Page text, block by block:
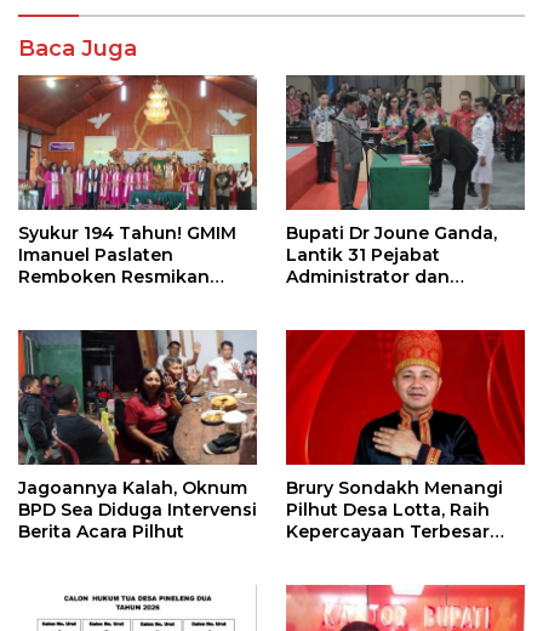
Baca Juga
Syukur 194 Tahun! GMIM
Imanuel Paslaten
Remboken Resmikan
Bupati Dr Joune Ganda,
Lantik 31 Pejabat
Administrator dan
Jagoannya Kalah, Oknum
BPD Sea Diduga Intervensi
Berita Acara Pilhut
Brury Sondakh Menangi
Pilhut Desa Lotta, Raih
Kepercayaan Terbesar